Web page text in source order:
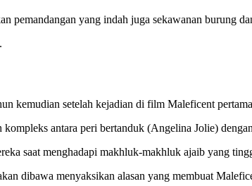
pemandangan yang indah juga sekawanan burung
kemudian setelah kejadian di film Maleficent
antara peri bertanduk (Angelina Jolie)
saat menghadapi makhluk-makhluk ajaib yang
dibawa menyaksikan alasan yang membuat